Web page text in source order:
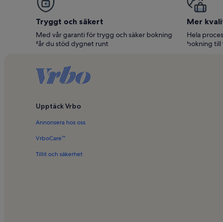
Tryggt och säkert
Med vår garanti för trygg och säker bokning
får du stöd dygnet runt
Mer
Hela
bokning till
Upptäck Vrbo
Annonsera hos oss
VrboCare™
Tillit och säkerhet